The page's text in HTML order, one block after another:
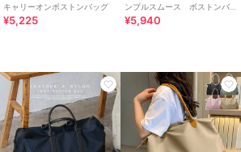
布・キャンバス/無地/
大(幅31
～45cm以下)
撥水／防水加工/
ール/バスケットボール/サッ
カー / ベースボール /カジュア
ル/Ａ４収納可/ 2WAY以上
中国製
キャリーオンボストンバッグ
¥5,225
ンプルスムース ボストンバ
ッグ
¥5,940